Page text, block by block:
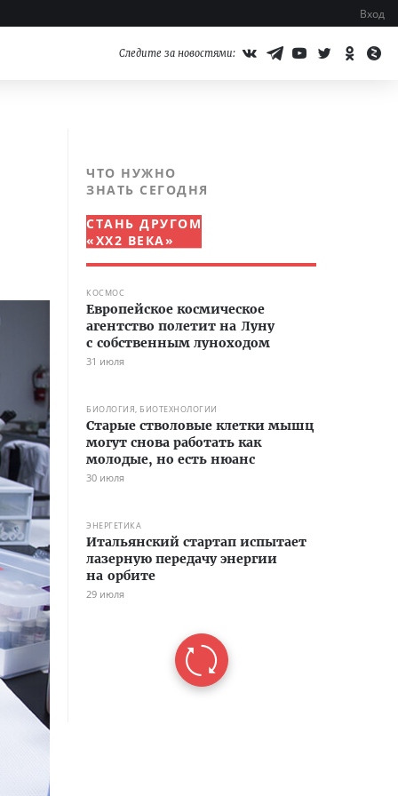
Вход
Следите за новостями:
ЧТО НУЖНО
ЗНАТЬ СЕГОДНЯ
СТАНЬ ДРУГОМ
«XX2 ВЕКА»
КОСМОС
Европейское космическое
агентство полетит на Луну
с собственным луноходом
31 июля
БИОЛОГИЯ, БИОТЕХНОЛОГИИ
Старые стволовые клетки мышц
могут снова работать как
молодые, но есть нюанс
30 июля
ЭНЕРГЕТИКА
Итальянский стартап испытает
лазерную передачу энергии
на орбите
29 июля